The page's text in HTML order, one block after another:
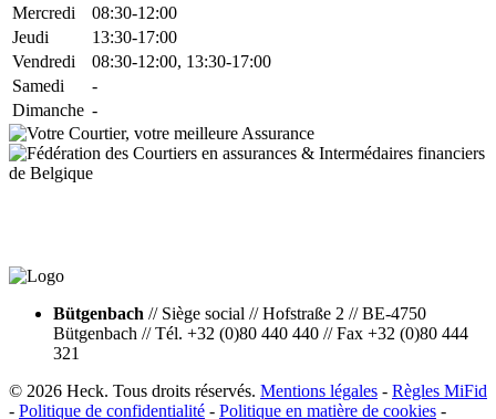
Mercredi
08:30-12:00
Jeudi
13:30-17:00
Vendredi
08:30-12:00, 13:30-17:00
Samedi
-
Dimanche -
Bütgenbach //Siège social //Hofstraße 2 //BE-4750
Bütgenbach //Tél. +32 (0)80 440 440 //Fax +32 (0)80 444
321
© 2026 Heck. Tous droits réservés. Mentions légales - Règles MiFid
- Politique de confidentialité - Politique en matière de cookies -